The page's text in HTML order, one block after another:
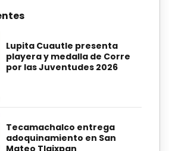
Lupita Cuautle presenta
playera y medalla de Corre
por las Juventudes 2026
Tecamachalco entrega
adoquinamiento en San